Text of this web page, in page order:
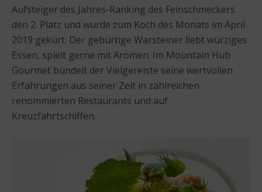
Aufsteiger des Jahres-Ranking des Feinschmeckers
den 2. Platz und wurde zum Koch des Monats im April
2019 gekürt. Der gebürtige Warsteiner liebt würziges
Essen, spielt gerne mit Aromen. Im Mountain Hub
Gourmet bündelt der Vielgereiste seine wertvollen
Erfahrungen aus seiner Zeit in zahlreichen
renommierten Restaurants und auf
Kreuzfahrtschiffen.